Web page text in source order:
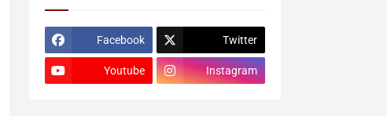
Facebook Twitter
Youtube Instagram